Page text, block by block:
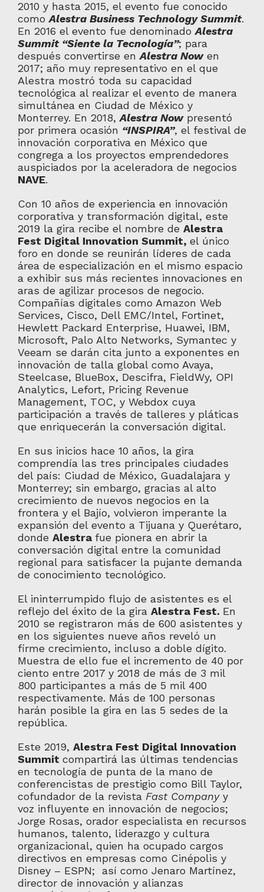
2010 y hasta 2015, el evento fue conocido
comoAlestra Business Technology Summit.
En 2016 el evento fue denominadoAlestra
Summit “Siente la Tecnología”; para
después convertirse enAlestra Nowen
2017; año muy representativo en el que
Alestra mostró toda su capacidad
tecnológica al realizar el evento de manera
simultánea en Ciudad de México y
Monterrey. En 2018,Alestra Nowpresentó
por primera ocasión “INSPIRA”, el festival de
innovación corporativa en México que
congrega a los proyectos emprendedores
auspiciados por la aceleradora de negocios
NAVE.
Con 10 años de experiencia en innovación
corporativa y transformación digital, este
2019 la gira recibe el nombre de Alestra
Fest Digital Innovation Summit, el único
foro en donde se reunirán líderes de cada
área de especialización en el mismo espacio
a exhibir sus más recientes innovaciones en
aras de agilizar procesos de negocio.
Compañías digitales como Amazon Web
Services, Cisco, Dell EMC/Intel, Fortinet,
Hewlett Packard Enterprise, Huawei, IBM,
Microsoft, Palo Alto Networks, Symantec y
Veeam se darán cita junto a exponentes en
innovación de talla global como Avaya,
Steelcase, BlueBox, Descifra, FieldWy, OPI
Analytics, Lefort, Pricing Revenue
Management, TOC, y Webdox cuya
participación a través de talleres y pláticas
que enriquecerán la conversación digital.
En sus inicios hace 10 años, la gira
comprendía las tres principales ciudades
del país: Ciudad de México, Guadalajara y
Monterrey; sin embargo, gracias al alto
crecimiento de nuevos negocios en la
frontera y el Bajío, volvieron imperante la
expansión del evento a Tijuana y Querétaro,
donde Alestra fue pionera en abrir la
conversación digital entre la comunidad
regional para satisfacer la pujante demanda
de conocimiento tecnológico.
El ininterrumpido flujo de asistentes es el
reflejo del éxito de la gira Alestra Fest. En
2010 se registraron más de 600 asistentes y
en los siguientes nueve años reveló un
firme crecimiento, incluso a doble dígito.
Muestra de ello fue el incremento de 40 por
ciento entre 2017 y 2018 de más de 3 mil
800 participantes a más de 5 mil 400
respectivamente. Más de 100 personas
harán posible la gira en las 5 sedes de la
república.
Este 2019, Alestra Fest Digital Innovation
Summit compartirá las últimas tendencias
en tecnología de punta de la mano de
conferencistas de prestigio como Bill Taylor,
cofundador de la revista Fast Companyy
voz influyente en innovación de negocios;
Jorge Rosas, orador especialista en recursos
humanos, talento, liderazgo y cultura
organizacional, quien ha ocupado cargos
directivos en empresas como Cinépolis y
Disney – ESPN; así como Jenaro Martínez,
director de innovación y alianzas